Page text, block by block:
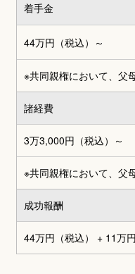
着手金
44万円（税込）～
※共同親権において、父
諸経費
3万3,000円 （税込）～
※共同親権において、父
成功報酬
44万円（税込） + 11万円